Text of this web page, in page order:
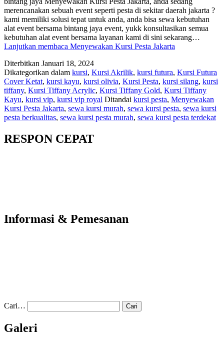
merencanakan sebuah event seperti pesta di sekitar daerah jakarta ?
kami memiliki solusi tepat untuk anda, anda bisa sewa kebutuhan
alat event bersama bintang jaya event, yukk konsultasikan semua
kebutuhan alat event bersama layanan kami di sini sekarang…
Lanjutkan membaca Menyewakan Kursi Pesta Jakarta
Diterbitkan Januari 18, 2024
Dikategorikan dalam kursi, Kursi Akrilik, kursi futura, Kursi Futura
Cover Ketat, kursi kayu, kursi olivia, Kursi Pesta, kursi silang, kursi
tiffany, Kursi Tiffany Acrylic, Kursi Tiffany Gold, Kursi Tiffany
Kayu, kursi vip, kursi vip royal Ditandai kursi pesta, Menyewakan
Kursi Pesta Jakarta, sewa kursi murah, sewa kursi pesta, sewa kursi
pesta berkualitas, sewa kursi pesta murah, sewa kursi pesta terdekat
RESPON CEPAT
Informasi & Pemesanan
Cari…
Galeri